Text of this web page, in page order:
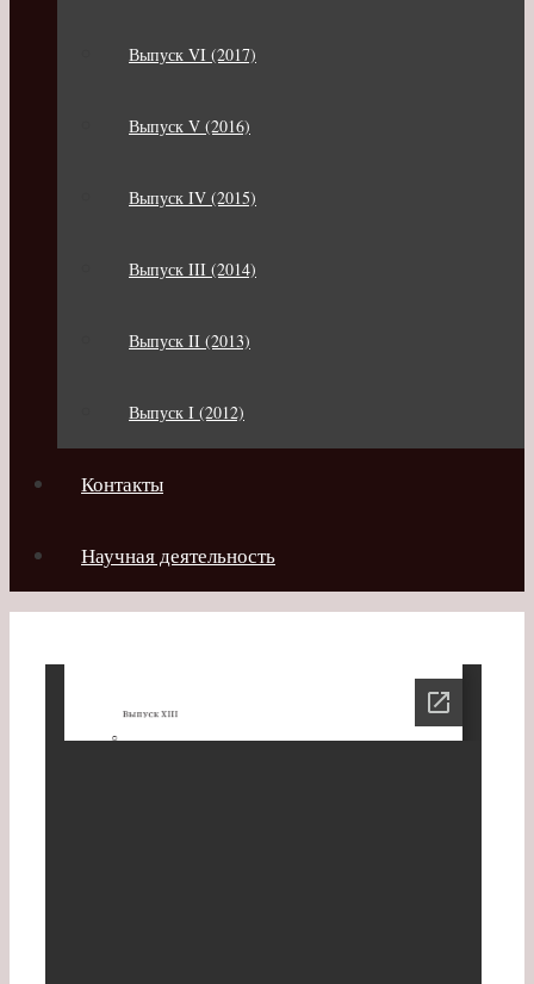
Выпуск VI (2017)
Выпуск V (2016)
Выпуск IV (2015)
Выпуск III (2014)
Выпуск II (2013)
Выпуск I (2012)
Контакты
Научная деятельность